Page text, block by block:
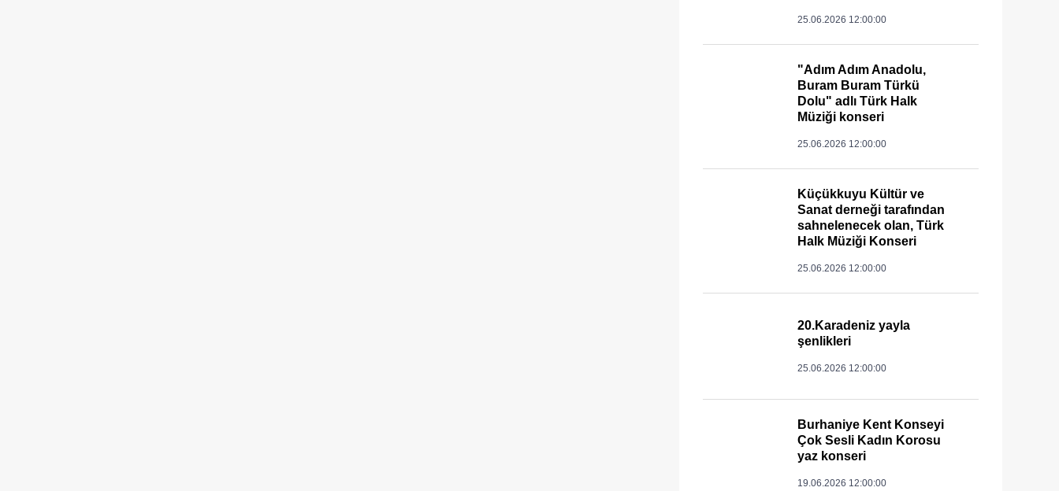
25.06.2026 12:00:00
"Adım Adım Anadolu,
Buram Buram Türkü
Dolu" adlı Türk Halk
Müziği konseri
25.06.2026 12:00:00
Küçükkuyu Kültür ve
Sanat derneği tarafından
sahnelenecek olan, Türk
Halk Müziği Konseri
25.06.2026 12:00:00
20.Karadeniz yayla
şenlikleri
25.06.2026 12:00:00
Burhaniye Kent Konseyi
Çok Sesli Kadın Korosu
yaz konseri
19.06.2026 12:00:00